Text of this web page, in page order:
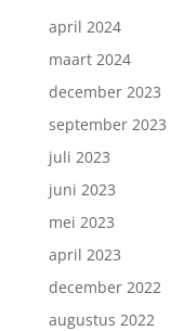
april 2024
maart 2024
december 2023
september 2023
juli 2023
juni 2023
mei 2023
april 2023
december 2022
augustus 2022